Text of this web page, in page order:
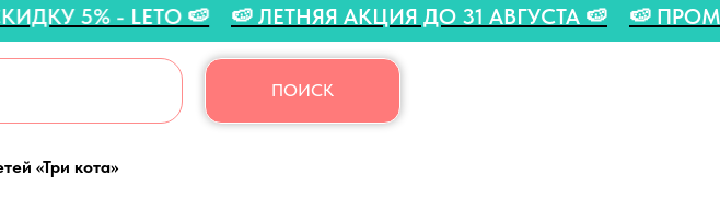
СКИДКУ 5% - LETO 🍉 🍉 ЛЕТНЯЯ АКЦИЯ ДО 31 АВГУСТА 🍉 🍉
ПОИСК
«Три кота»